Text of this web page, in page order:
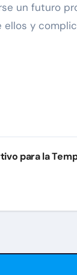
un futuro
y
para la